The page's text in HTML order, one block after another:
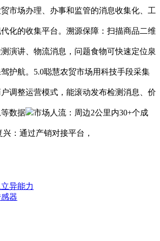
市场办理、办事和监管的消息收集化、工
化的收集平台。溯源保障：扫描商品二维
演讲、物流消息，问题食物可快速定位泉
护航。5.0聪慧农贸市场用科技手段采集
调整运营模式，能滚动发布检测消息、价
数据 市场人流：周边2公里内30+个成
：通过产销对接平台，
异能力
器